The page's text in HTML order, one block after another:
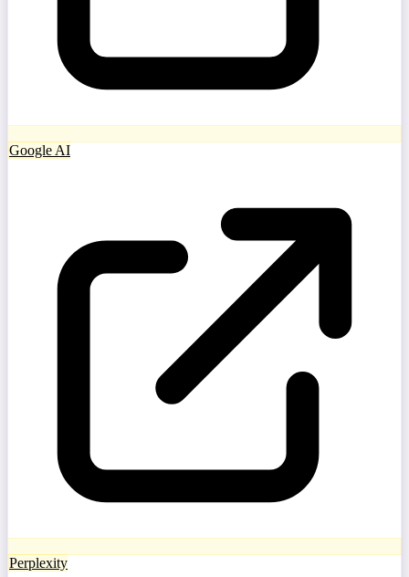
Google AI
Perplexity